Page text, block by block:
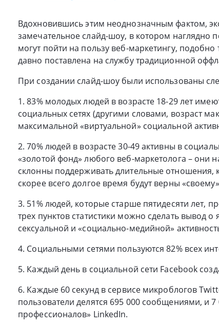
Вдохновившись этим неоднозначным фактом,
замечательное слайд-шоу, в котором наглядно
могут пойти на пользу веб-маркетингу,
давно поставлена на службу традиционной
При создании слайд-шоу были использованы
1. 83% молодых людей в возрасте 18-29 лет
социальных сетях (другими словами, возраст
максимальной «виртуальной» социальной
2. 70% людей в возрасте 30-49 активны в
«золотой фонд» любого веб-маркетолога – они
склонны поддерживать длительные отношения,
скорее всего долгое время будут верны
3. 51% людей, которые старше пятидесяти лет,
трех пунктов статистики можно сделать вывод
сексуальной и «социально-медийной»
4. Социальными сетями пользуются 82% всех
5. Каждый день в социальной сети Facebook
6. Каждые 60 секунд в сервисе микроблогов
пользователи делятся 695 000 сообщениями, и
профессионалов» LinkedIn.